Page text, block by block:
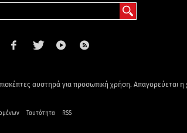
αυστηρά για προσωπική χρήση.
Ταυτότητα RSS